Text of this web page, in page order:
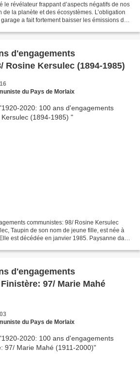
le révélateur frappant d’aspects négatifs de nos
la planète et des écosystèmes. L’obligation
a fait fortement baisser les émissions de
d'engagements
Rosine Kersulec (1894-1985)
du Pays de Morlaix
communistes: 98/ Rosine Kersulec
Taupin de son nom de jeune fille, est née à
est décédée en janvier 1985. Paysanne dans
d'engagements
97/ Marie Mahé
du Pays de Morlaix